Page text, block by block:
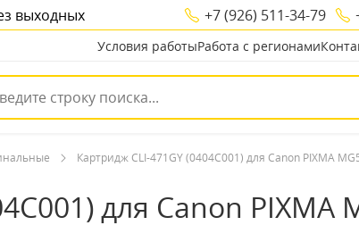
выходных +7 (926) 511-34-79
Условия работыРабота с регионами
Картридж CLI-471GY (0404C001) для Canon PIXMA
для Canon PIXMA